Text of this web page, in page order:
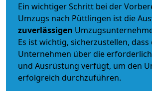
Ein wichtiger Schritt bei der
Umzugs nach Püttlingen ist die
zuverlässigen
Es ist wichtig, sicherzustellen, dass
Unternehmen über die
und Ausrüstung verfügt, um den
erfolgreich durchzuführen.